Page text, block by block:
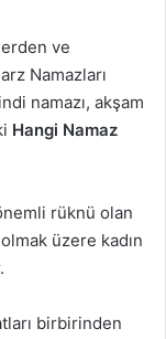
ve
Namazları
namazı, akşam
Hangi Namaz
rüknü olan
üzere kadın
birbirinden